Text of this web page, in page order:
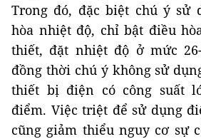
Trong đó, đặc biệt chú ý sử
hòa nhiệt độ, chỉ bật điều
thiết, đặt nhiệt độ ở mức
đồng thời chú ý không sử
thiết bị điện có công suất
điểm. Việc triệt để sử dụng
cũng giảm thiểu nguy cơ sự